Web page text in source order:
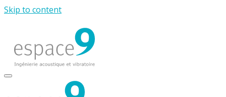
Skip to content